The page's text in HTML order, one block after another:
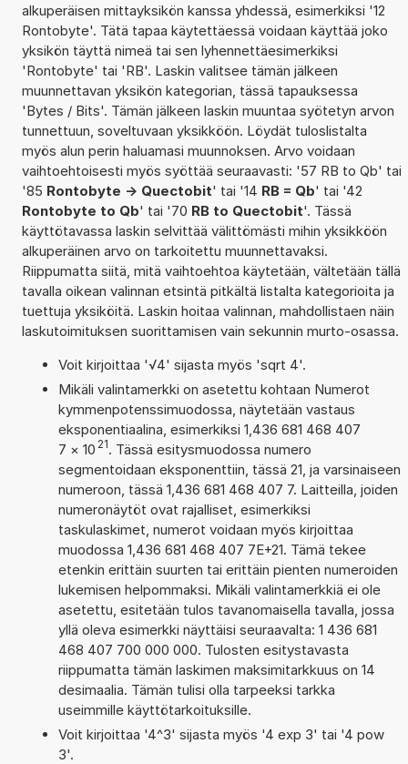
alkuperäisen mittayksikön kanssa yhdessä, esimerkiksi '12
Rontobyte'. Tätä tapaa käytettäessä voidaan käyttää joko
yksikön täyttä nimeä tai sen lyhennettäesimerkiksi
'Rontobyte' tai 'RB'. Laskin valitsee tämän jälkeen
muunnettavan yksikön kategorian, tässä tapauksessa
'Bytes / Bits'. Tämän jälkeen laskin muuntaa syötetyn arvon
tunnettuun, soveltuvaan yksikköön. Löydät tuloslistalta
myös alun perin haluamasi muunnoksen. Arvo voidaan
vaihtoehtoisesti myös syöttää seuraavasti: '57 RB to Qb' tai
'85 Rontobyte -> Quectobit' tai '14 RB = Qb' tai '42
Rontobyte to Qb' tai '70 RB to Quectobit'. Tässä
käyttötavassa laskin selvittää välittömästi mihin yksikköön
alkuperäinen arvo on tarkoitettu muunnettavaksi.
Riippumatta siitä, mitä vaihtoehtoa käytetään, vältetään tällä
tavalla oikean valinnan etsintä pitkältä listalta kategorioita ja
tuettuja yksiköitä. Laskin hoitaa valinnan, mahdollistaen näin
laskutoimituksen suorittamisen vain sekunnin murto-osassa.
Voit kirjoittaa '√4' sijasta myös 'sqrt 4'.
Mikäli valintamerkki on asetettu kohtaan Numerot
kymmenpotenssimuodossa, näytetään vastaus
eksponentiaalina, esimerkiksi 1,436 681 468 407
7 × 10 21. Tässä esitysmuodossa numero
segmentoidaan eksponenttiin, tässä 21, ja varsinaiseen
numeroon, tässä 1,436 681 468 407 7. Laitteilla, joiden
numeronäytöt ovat rajalliset, esimerkiksi
taskulaskimet, numerot voidaan myös kirjoittaa
muodossa 1,436 681 468 407 7E+21. Tämä tekee
etenkin erittäin suurten tai erittäin pienten numeroiden
lukemisen helpommaksi. Mikäli valintamerkkiä ei ole
asetettu, esitetään tulos tavanomaisella tavalla, jossa
yllä oleva esimerkki näyttäisi seuraavalta: 1 436 681
468 407 700 000 000. Tulosten esitystavasta
riippumatta tämän laskimen maksimitarkkuus on 14
desimaalia. Tämän tulisi olla tarpeeksi tarkka
useimmille käyttötarkoituksille.
Voit kirjoittaa '4^3' sijasta myös '4 exp 3' tai '4 pow
3'.